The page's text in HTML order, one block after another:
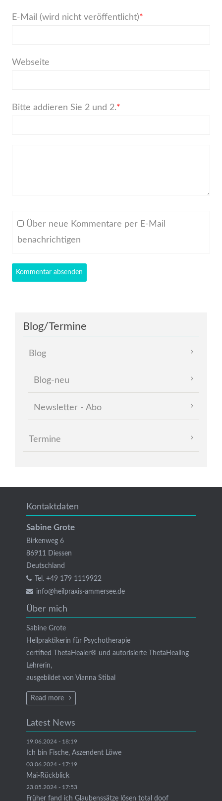
Pflichtfeld
E-Mail (wird nicht veröffentlicht)*
Webseite
Bitte addieren Sie 2 und 2.*
Über neue Kommentare per E-Mail
benachrichtigen
Blog/Termine
Navigation
Blog
Blog-neu
Newsletter - Abo
Termine
Kontaktdaten
Sabine Grote
Birkenweg 6
86911 Diessen
Deutschland
Tel. +49 179 1119922
info@heilpraxis-ammersee.de
Über mich
Sabine Grote
Heilpraktikerin für Psychotherapie
certified ThetaHealer® und autorisierte ThetaHealing
Lehrerin,
ausgebildet von Vianna Stibal
Read more
Latest News
19.06.2024 - 18:19
Ich bin Fische, Aszendent Löwe
03.06.2024 - 17:19
Mai-Rückblick
23.05.2024 - 17:53
Früher fand ich Glaubenssätze lösen total doof